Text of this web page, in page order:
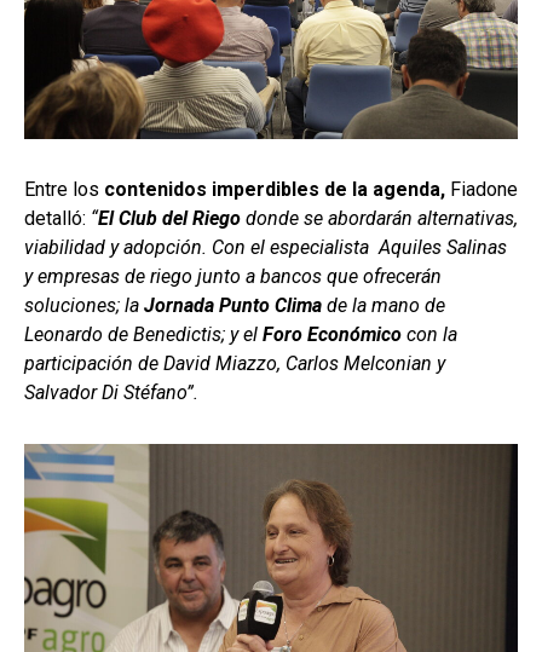
Entre los contenidos imperdibles de la agenda, Fiadone
detalló: “El Club del Riego donde se abordarán alternativas,
viabilidad y adopción. Con el especialista Aquiles Salinas
y empresas de riego junto a bancos que ofrecerán
soluciones; la Jornada Punto Clima de la mano de
Leonardo de Benedictis; y el Foro Económico con la
participación de David Miazzo, Carlos Melconian y
Salvador Di Stéfano”.